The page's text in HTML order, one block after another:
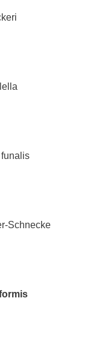
funalis
Schnecke